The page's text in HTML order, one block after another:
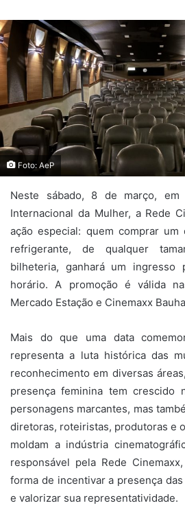
Foto: AeP
Neste sábado, 8 de março, em
Internacional da Mulher, a Rede
ação especial: quem comprar
refrigerante, de qualquer
bilheteria, ganhará um ingresso
horário. A promoção é válida
Mercado Estação e Cinemaxx
Mais do que uma data
representa a luta histórica das
reconhecimento em diversas
presença feminina tem crescido
personagens marcantes, mas
diretoras, roteiristas, produtoras e
moldam a indústria
responsável pela Rede
forma de incentivar a presença
e valorizar sua representatividade.